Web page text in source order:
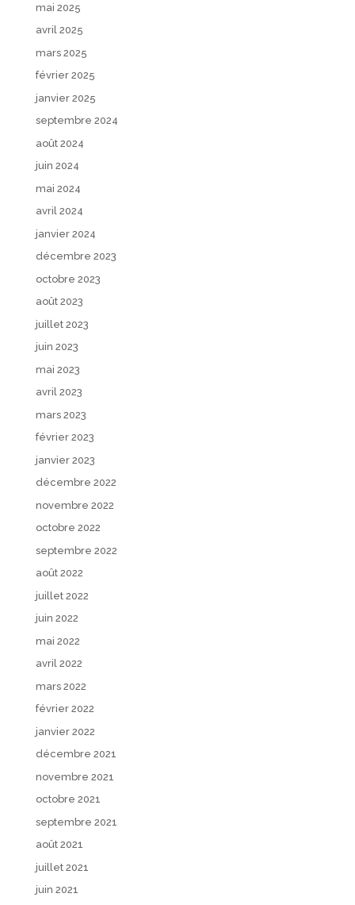
mai 2025
avril 2025
mars 2025
février 2025
janvier 2025
septembre 2024
août 2024
juin 2024
mai 2024
avril 2024
janvier 2024
décembre 2023
octobre 2023
août 2023
juillet 2023
juin 2023
mai 2023
avril 2023
mars 2023
février 2023
janvier 2023
décembre 2022
novembre 2022
octobre 2022
septembre 2022
août 2022
juillet 2022
juin 2022
mai 2022
avril 2022
mars 2022
février 2022
janvier 2022
décembre 2021
novembre 2021
octobre 2021
septembre 2021
août 2021
juillet 2021
juin 2021